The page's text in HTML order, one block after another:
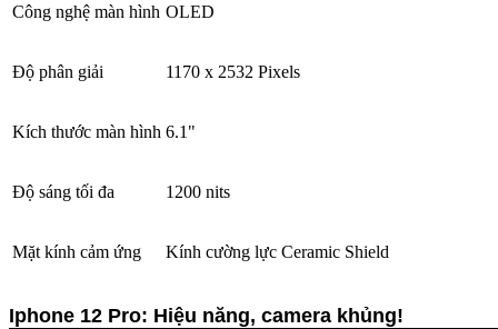
Công nghệ màn hình OLED
Độ phân giải 1170 x 2532 Pixels
Kích thước màn hình 6.1"
Độ sáng tối đa 1200 nits
Mặt kính cảm ứng Kính cường lực Ceramic Shield
Iphone 12 Pro: Hiệu năng, camera khủng!